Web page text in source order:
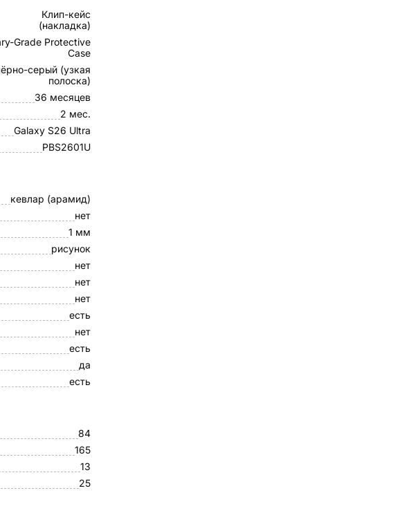
Клип-кейс
(накладка)
Grade Protective
Case
серый (узкая
полоска)
36 месяцев
2 мес.
Galaxy S26 Ultra
PBS2601U
кевлар (арамид)
нет
1 мм
рисунок
нет
нет
нет
есть
нет
есть
да
есть
84
165
13
25